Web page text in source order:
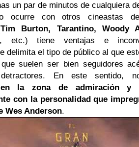
un par de minutos de cualquiera
ocurre con otros cineastas
Tim Burton, Tarantino, Woody
, etc.) tiene ventajas e
delimita el tipo de público al que
suelen ser bien seguidores
detractores. En este sentido,
la zona de admiración y
con la personalidad que
Wes Anderson.